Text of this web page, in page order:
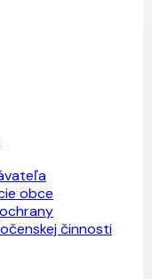
obce
činnosti